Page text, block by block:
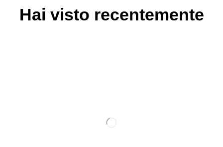
Hai visto recentemente